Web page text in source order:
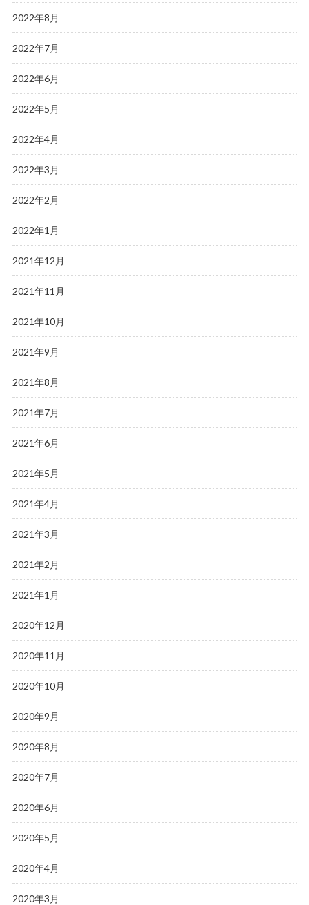
2022年8月
2022年7月
2022年6月
2022年5月
2022年4月
2022年3月
2022年2月
2022年1月
2021年12月
2021年11月
2021年10月
2021年9月
2021年8月
2021年7月
2021年6月
2021年5月
2021年4月
2021年3月
2021年2月
2021年1月
2020年12月
2020年11月
2020年10月
2020年9月
2020年8月
2020年7月
2020年6月
2020年5月
2020年4月
2020年3月